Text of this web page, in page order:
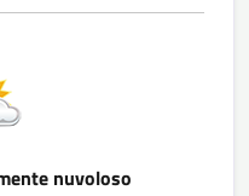
nuvoloso